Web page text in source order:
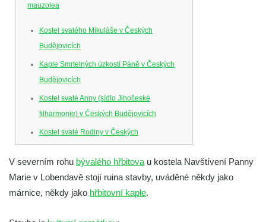
mauzolea
Kostel svatého Mikuláše v Českých
Budějovicích
Kaple Smrtelných úzkostí Páně v Českých
Budějovicích
Kostel svaté Anny (sídlo Jihočeské
filharmonie) v Českých Budějovicích
Kostel svaté Rodiny v Českých
Budějovicích
Kostel Obětování Panny Marie u kláštera
dominikánů v Českých Budějovicích
Kostel Všech svatých v Kamenném Újezdě
Kaple na křižovatce ulic Budějovická a
V severním rohu bývalého hřbitova u kostela Navštívení Panny
Marie v Lobendavě stojí ruina stavby, uváděné někdy jako
márnice, někdy jako hřbitovní kaple.